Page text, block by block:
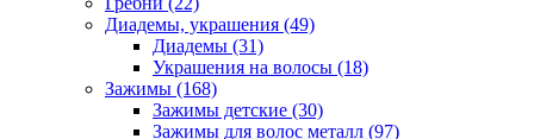
Диадемы, украшения (49)
Диадемы (31)
Украшения на волосы (18)
Зажимы (168)
Зажимы детские (30)
Зажимы для волос металл (97)